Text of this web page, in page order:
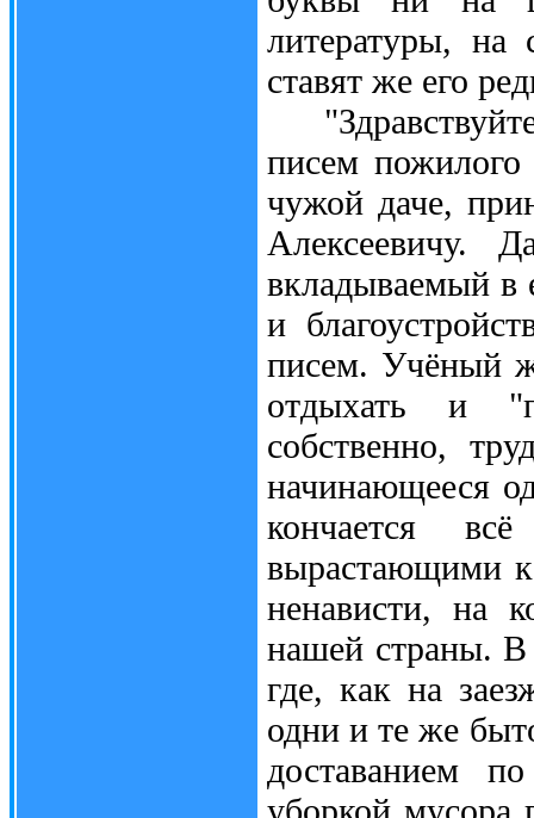
литературы, на
ставят же его
писем
чужой даче,
Алексеевичу.
вкладываемый в
и
писем. Учёный
отдыхать и
собственно,
начинающееся
кончается
вырастающими к
ненависти, на
нашей страны. В
где, как на
одни и те же
доставанием